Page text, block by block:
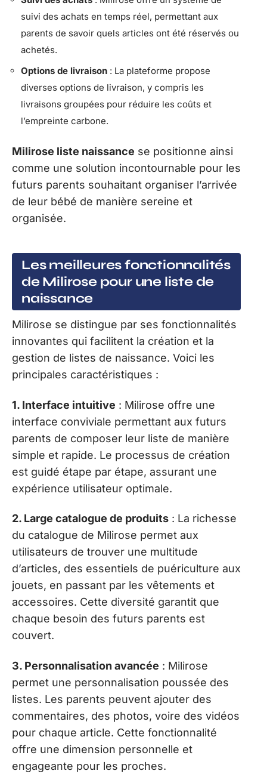
suivi des achats en temps réel, permettant aux
parents de savoir quels articles ont été réservés ou
achetés.
Options de livraison : La plateforme propose
diverses options de livraison, y compris les
livraisons groupées pour réduire les coûts et
l’empreinte carbone.
Milirose liste naissance se positionne ainsi
comme une solution incontournable pour les
futurs parents souhaitant organiser l’arrivée
de leur bébé de manière sereine et
organisée.
Les meilleures fonctionnalités
de Milirose pour une liste de
naissance
Milirose se distingue par ses fonctionnalités
innovantes qui facilitent la création et la
gestion de listes de naissance. Voici les
principales caractéristiques :
1. Interface intuitive : Milirose offre une
interface conviviale permettant aux futurs
parents de composer leur liste de manière
simple et rapide. Le processus de création
est guidé étape par étape, assurant une
expérience utilisateur optimale.
2. Large catalogue de produits : La richesse
du catalogue de Milirose permet aux
utilisateurs de trouver une multitude
d’articles, des essentiels de puériculture aux
jouets, en passant par les vêtements et
accessoires. Cette diversité garantit que
chaque besoin des futurs parents est
couvert.
3. Personnalisation avancée : Milirose
permet une personnalisation poussée des
listes. Les parents peuvent ajouter des
commentaires, des photos, voire des vidéos
pour chaque article. Cette fonctionnalité
offre une dimension personnelle et
engageante pour les proches.